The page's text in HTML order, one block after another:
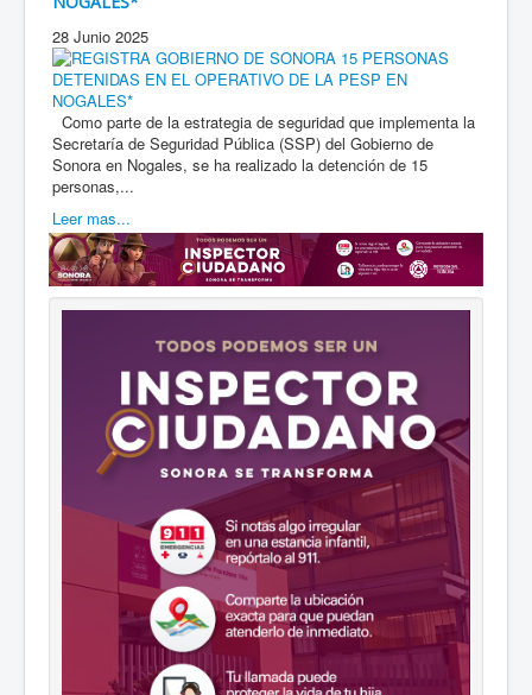
28 Junio 2025
Como parte de la estrategia de seguridad que implementa la
Secretaría de Seguridad Pública (SSP) del Gobierno de
Sonora en Nogales, se ha realizado la detención de 15
personas,...
Leer mas...